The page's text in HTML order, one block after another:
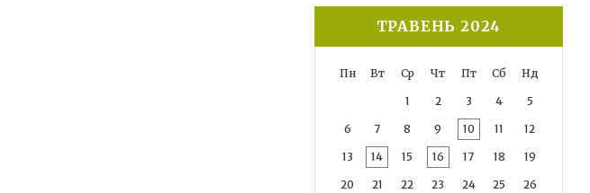
ТРАВЕНЬ 2024
Пн Вт Ср Чт Пт Сб Нд
1 2 3 4 5
6 7 8 9 10 11 12
13 14 15 16 17 18 19
20 21 22 23 24 25 26